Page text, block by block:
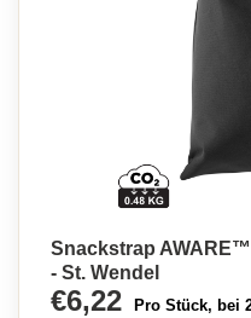
Snackstrap
- St. Wendel
€6,22 Pro Stück, bei